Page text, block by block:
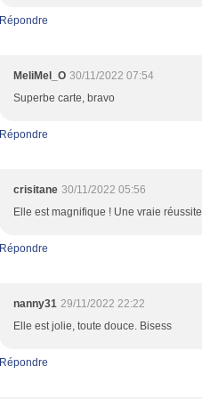
Répondre
MeliMel_O 30/11/2022 07:54
Superbe carte, bravo
Répondre
crisitane 30/11/2022 05:56
Elle est magnifique ! Une vraie
Répondre
nanny31 29/11/2022 22:22
Elle est jolie, toute douce. Bisess
Répondre